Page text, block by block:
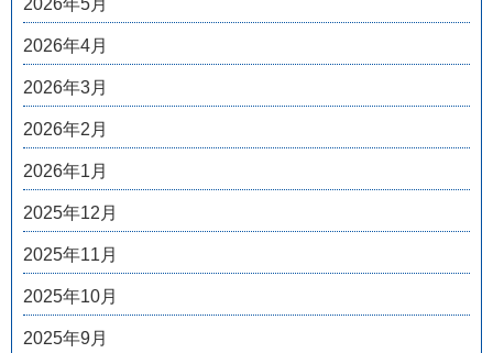
2026年5月
2026年4月
2026年3月
2026年2月
2026年1月
2025年12月
2025年11月
2025年10月
2025年9月